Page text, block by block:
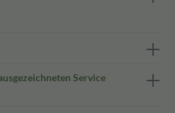
Service